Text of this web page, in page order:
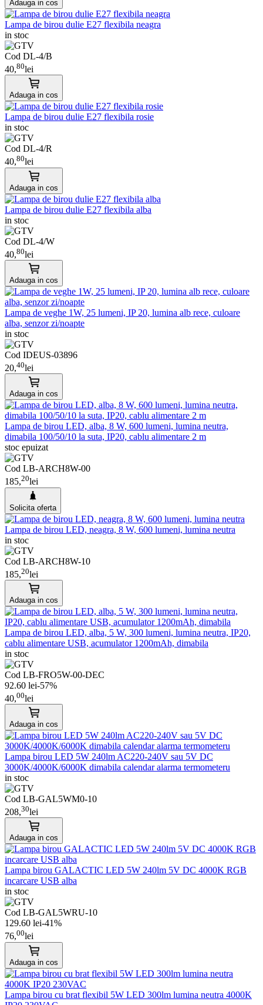
Adauga in cos
Lampa de birou dulie E27 flexibila neagra
in stoc
Cod DL-4/B
40,80lei
Adauga in cos
Lampa de birou dulie E27 flexibila rosie
in stoc
Cod DL-4/R
40,80lei
Adauga in cos
Lampa de birou dulie E27 flexibila alba
in stoc
Cod DL-4/W
40,80lei
Adauga in cos
Lampa de veghe 1W, 25 lumeni, IP 20, lumina alb rece, culoare
alba, senzor zi/noapte
in stoc
Cod IDEUS-03896
20,40lei
Adauga in cos
Lampa de birou LED, alba, 8 W, 600 lumeni, lumina neutra,
dimabila 100/50/10 la suta, IP20, cablu alimentare 2 m
stoc epuizat
Cod LB-ARCH8W-00
185,20lei
Solicita oferta
Lampa de birou LED, neagra, 8 W, 600 lumeni, lumina neutra
in stoc
Cod LB-ARCH8W-10
185,20lei
Adauga in cos
Lampa de birou LED, alba, 5 W, 300 lumeni, lumina neutra, IP20,
cablu alimentare USB, acumulator 1200mAh, dimabila
in stoc
Cod LB-FRO5W-00-DEC
92.60 lei-57%
40,00lei
Adauga in cos
Lampa birou LED 5W 240lm AC220-240V sau 5V DC
3000K/4000K/6000K dimabila calendar alarma termometeru
in stoc
Cod LB-GAL5WM0-10
208,30lei
Adauga in cos
Lampa birou GALACTIC LED 5W 240lm 5V DC 4000K RGB
incarcare USB alba
in stoc
Cod LB-GAL5WRU-10
129.60 lei-41%
76,00lei
Adauga in cos
Lampa birou cu brat flexibil 5W LED 300lm lumina neutra 4000K